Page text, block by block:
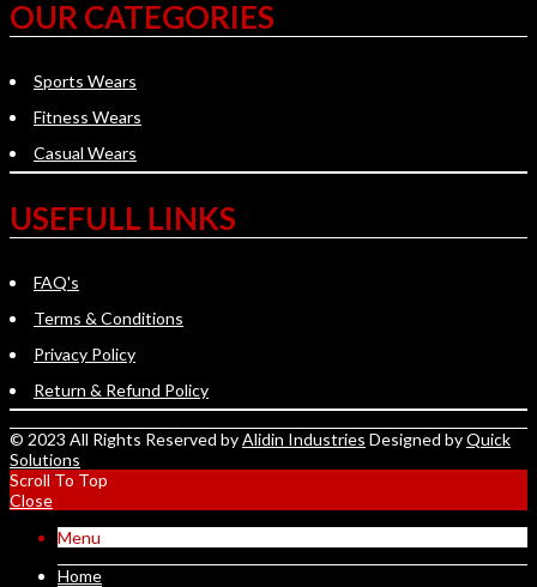
OUR CATEGORIES
Sports Wears
Fitness Wears
Casual Wears
USEFULL LINKS
FAQ's
Terms & Conditions
Privacy Policy
Return & Refund Policy
© 2023 All Rights Reserved byAlidin Industries Designed byQuick
Solutions
Scroll To Top
Close
Menu
Home